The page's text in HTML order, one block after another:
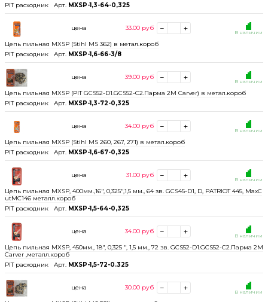
PIT расходник
Арт. MXSP-1,3-64-0,325
Цепь пильная MXSP (Stihl MS 362) в метал.короб
PIT расходник
Арт. MXSP-1,6-66-3/8
В наличии
цена 33.00 руб
Цепь пильная MXSP (PIT GCS52-D1.GCS52-C2.Парма 2М Carver) в метал.короб
PIT расходник
Арт. MXSP-1,3-72-0,325
В наличии
цена 39.00 руб
Цепь пильная MXSP (Stihl MS 260, 267, 271) в метал.короб
PIT расходник
Арт. MXSP-1,6-67-0,325
В наличии
цена 34.00 руб
Цепь пильная MXSP, 400мм.,16", 0,325",1,5 мм., 64 зв. GCS45-D1, D, PATRIOT 445, MaxC
utMC146 металл.короб
PIT расходник
Арт. MXSP-1,5-64-0,325
В наличии
цена 31.00 руб
Цепь пильная MXSP, 450мм., 18", 0,325 ", 1,5 мм., 72 зв. GCS52-D1.GCS52-C2.Парма 2М
Carver ,металл.короб
PIT расходник
Арт. MXSP-1,5-72-0.325
В наличии
цена 34.00 руб
В наличии
цена 30.00 руб